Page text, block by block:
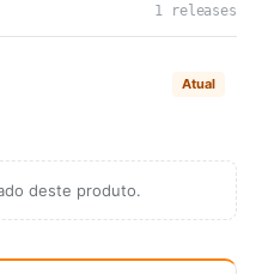
1 releases
Atual
deste produto.